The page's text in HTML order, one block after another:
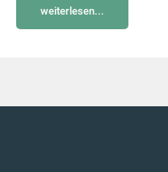
weiterlesen...